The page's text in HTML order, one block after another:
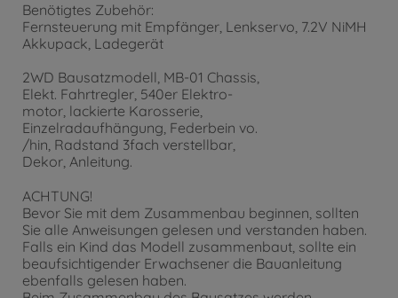
Benötigtes Zubehör:
Fernsteuerung mit Empfänger, Lenkservo, 7.2V NiMH
Akkupack, Ladegerät
2WD Bausatzmodell, MB-01 Chassis,
Elekt. Fahrtregler, 540er Elektro-
motor, lackierte Karosserie,
Einzelradaufhängung, Federbein vo.
/hin, Radstand 3fach verstellbar,
Dekor, Anleitung.
ACHTUNG!
Bevor Sie mit dem Zusammenbau beginnen, sollten
Sie alle Anweisungen gelesen und verstanden haben.
Falls ein Kind das Modell zusammenbaut, sollte ein
beaufsichtigender Erwachsener die Bauanleitung
ebenfalls gelesen haben.